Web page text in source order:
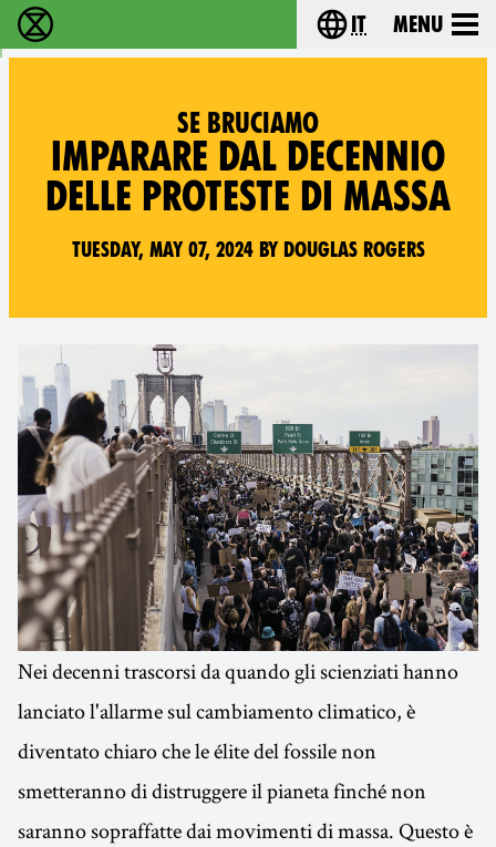
Extinction Rebellion - Home Choose your
it Menu
SE BRUCIAMO
IMPARARE DAL DECENNIO
DELLE PROTESTE DI MASSA
Tuesday, May 07, 2024 by Douglas Rogers
Nei decenni trascorsi da quando gli scienziati hanno
lanciato l'allarme sul cambiamento climatico, è
diventato chiaro che le élite del fossile non
smetteranno di distruggere il pianeta finché non
saranno sopraffatte dai movimenti di massa. Questo è